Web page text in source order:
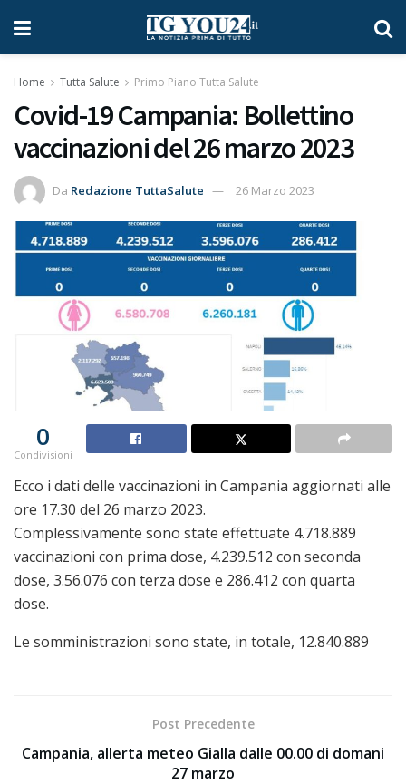
Home Tutta Salute Primo Piano Tutta Salute
Covid-19 Campania: Bollettino
vaccinazioni del 26 marzo 2023
Da Redazione TuttaSalute 26 Marzo 2023
0
Condivisioni
Ecco i dati delle vaccinazioni in Campania aggiornati alle
ore 17.30 del 26 marzo 2023.
Complessivamente sono state effettuate 4.718.889
vaccinazioni con prima dose, 4.239.512 con seconda
dose, 3.56.076 con terza dose e 286.412 con quarta
dose.
Le somministrazioni sono state, in totale, 12.840.889
Post Precedente
Campania, allerta meteo Gialla dalle 00.00 di domani
27 marzo